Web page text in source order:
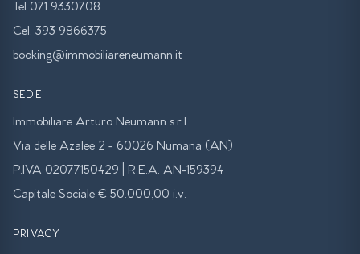
Tel 071 9330708
Cel. 393 9866375
booking@immobiliareneumann.it
SEDE
Immobiliare Arturo Neumann s.r.l.
Via delle Azalee 2 - 60026 Numana (AN)
P.IVA 02077150429 | R.E.A. AN-159394
Capitale Sociale € 50.000,00 i.v.
PRIVACY